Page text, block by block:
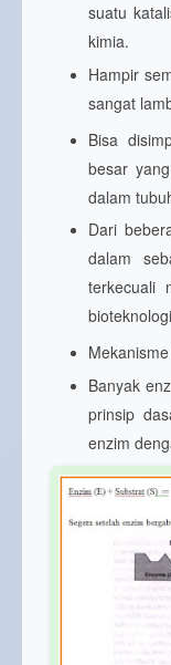
suatu
kimia.
Hampir
sangat
Bisa
besar
dalam
Dari
dalam
terkecuali
Banyak
prinsip
enzim